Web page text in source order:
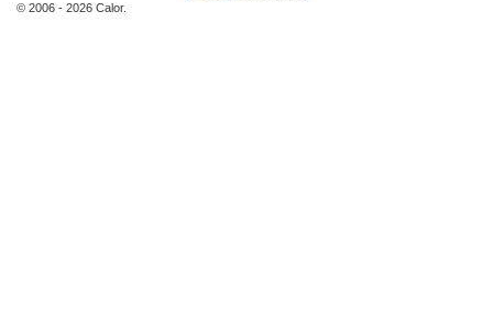
© 2006 - 2026 Calor.